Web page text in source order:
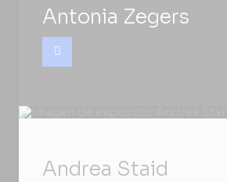
Antonia Zegers
Andrea Staid